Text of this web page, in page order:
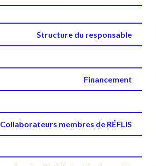
Structure du responsable
Financement
Collaborateurs membres de RÉFLIS